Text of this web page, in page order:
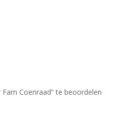
Coenraad” te beoordelen